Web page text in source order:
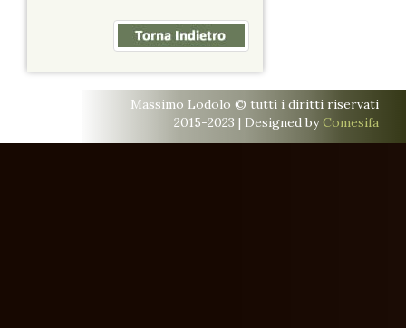
Massimo Lodolo © tutti i diritti riservati
2015-2023 | Designed byComesifa